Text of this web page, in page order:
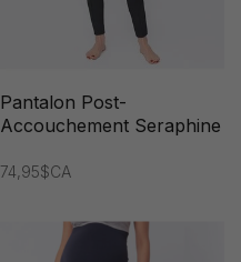
Pantalon Post-
Accouchement Seraphine
74,95$CA